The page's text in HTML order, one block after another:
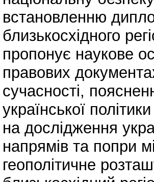
встановленню
близькосхідного
пропонує наукове
правових
сучасності,
української
на дослідження
напрямів та попри
геополітичне